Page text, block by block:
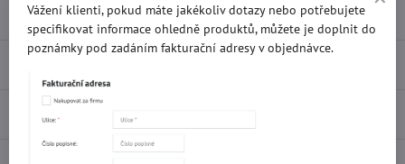
Popis
Diskuse
Vážení klienti, pokud máte jakékoliv dotazy nebo potřebujete
specifikovat informace ohledně produktů, můžete je doplnit do
poznámky pod zadáním fakturační adresy v objednávce.